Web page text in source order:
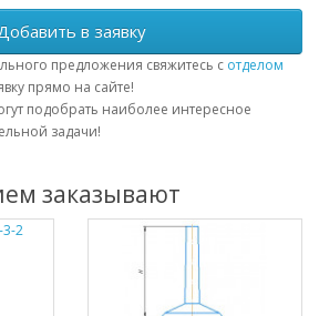
в заявку
предложения свяжитесь с отделом
прямо на сайте!
подобрать наиболее интересное
задачи!
заказывают